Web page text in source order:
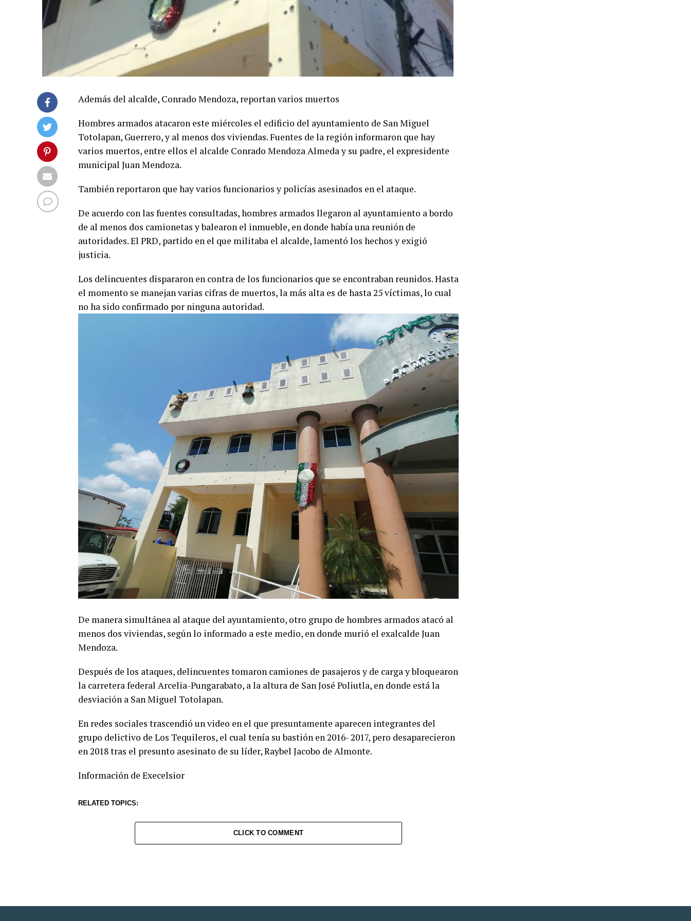
Además del alcalde, Conrado Mendoza, reportan varios muertos
Hombres armados atacaron este miércoles el edificio del ayuntamiento de San Miguel
Totolapan, Guerrero, y al menos dos viviendas. Fuentes de la región informaron que hay
varios muertos, entre ellos el alcalde Conrado Mendoza Almeda y su padre, el expresidente
municipal Juan Mendoza.
También reportaron que hay varios funcionarios y policías asesinados en el ataque.
De acuerdo con las fuentes consultadas, hombres armados llegaron al ayuntamiento a bordo
de al menos dos camionetas y balearon el inmueble, en donde había una reunión de
autoridades. El PRD, partido en el que militaba el alcalde, lamentó los hechos y exigió
justicia.
Los delincuentes dispararon en contra de los funcionarios que se encontraban reunidos. Hasta
el momento se manejan varias cifras de muertos, la más alta es de hasta 25 víctimas, lo cual
no ha sido confirmado por ninguna autoridad.
De manera simultánea al ataque del ayuntamiento, otro grupo de hombres armados atacó al
menos dos viviendas, según lo informado a este medio, en donde murió el exalcalde Juan
Mendoza.
Después de los ataques, delincuentes tomaron camiones de pasajeros y de carga y bloquearon
la carretera federal Arcelia-Pungarabato, a la altura de San José Poliutla, en donde está la
desviación a San Miguel Totolapan.
En redes sociales trascendió un video en el que presuntamente aparecen integrantes del
grupo delictivo de Los Tequileros, el cual tenía su bastión en 2016- 2017, pero desaparecieron
en 2018 tras el presunto asesinato de su líder, Raybel Jacobo de Almonte.
Información de Execelsior
RELATED TOPICS:
CLICK TO COMMENT